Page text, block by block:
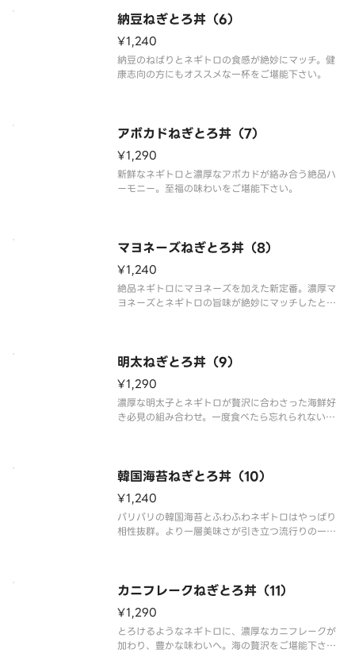
納豆ねぎとろ丼（6）
¥1,240
納豆のねばりとネギトロの食感が絶妙にマッチ。健
康志向の方にもオススメな一杯をご堪能下さい。
アボカドねぎとろ丼（7）
¥1,290
新鮮なネギトロと濃厚なアボカドが絡み合う絶品ハ
ーモニー。至福の味わいをご堪能下さい。
マヨネーズねぎとろ丼（8）
¥1,240
絶品ネギトロにマヨネーズを加えた新定番。濃厚マ
ヨネーズとネギトロの旨味が絶妙にマッチしたとろ
明太ねぎとろ丼（9）
¥1,290
濃厚な明太子とネギトロが贅沢に合わさった海鮮好
き必見の組み合わせ。一度食べたら忘れられない味
韓国海苔ねぎとろ丼（10）
¥1,240
パリパリの韓国海苔とふわふわネギトロはやっぱり
相性抜群。より一層美味さが引き立つ流行りの一杯
カニフレークねぎとろ丼（11）
¥1,290
とろけるようなネギトロに、濃厚なカニフレークが
加わり、豊かな味わいへ。海の贅沢をご堪能下さ